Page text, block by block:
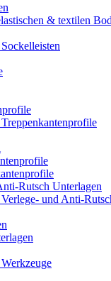
& textilen
Rutsch Unterlagen
und Anti-